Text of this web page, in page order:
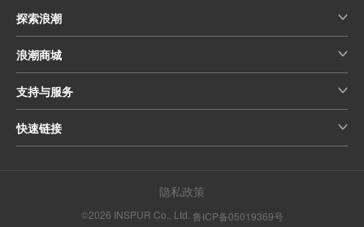
探索浪潮
浪潮商城
支持与服务
快速链接
隐私政策
©2026 INSPUR Co., Ltd. 鲁ICP备05019369号